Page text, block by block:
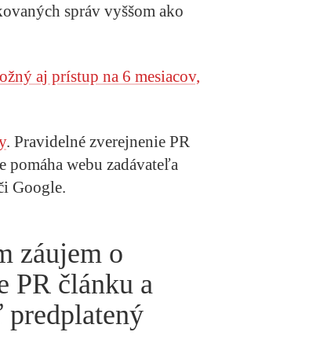
správ vyššom ako
aj prístup na 6 mesiacov,
. Pravidelné zverejnenie PR
pomáha webu zadávateľa
Google.
záujem o
PR článku a
predplatený